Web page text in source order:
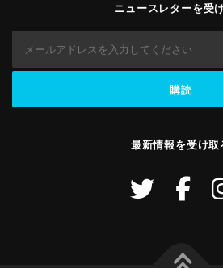
ニュースレターを受
最新情報を受け取